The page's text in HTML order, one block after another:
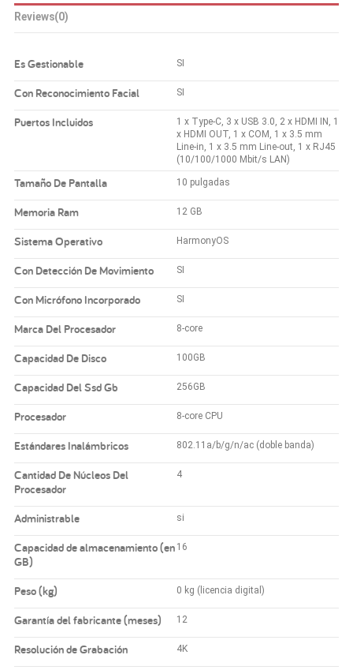
Reviews(0)
Es Gestionable SI
Con Reconocimiento Facial SI
Puertos Incluidos
1 x Type-C, 3 x USB 3.0, 2 x HDMI IN, 1
x HDMI OUT, 1 x COM, 1 x 3.5 mm
Line-in, 1 x 3.5 mm Line-out, 1 x RJ45
(10/100/1000 Mbit/s LAN)
Tamaño De Pantalla 10 pulgadas
Memoria Ram 12 GB
Sistema Operativo HarmonyOS
Con Detección De Movimiento SI
Con Micrófono Incorporado SI
Marca Del Procesador 8-core
Capacidad De Disco 100GB
Capacidad Del Ssd Gb 256GB
Procesador 8-core CPU
Estándares Inalámbricos 802.11a/b/g/n/ac (doble banda)
Cantidad De Núcleos Del
Procesador
4
Administrable si
Capacidad de almacenamiento (en
GB)
16
Peso (kg) 0 kg (licencia digital)
Garantía del fabricante (meses) 12
Resolución de Grabación 4K